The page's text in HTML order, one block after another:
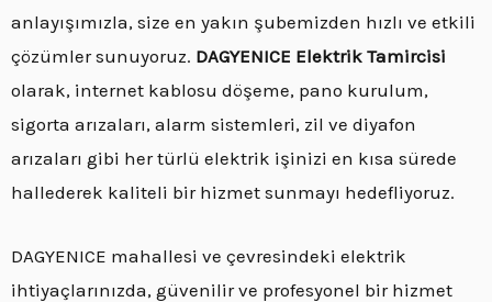
anlayışımızla, size en yakın şubemizden hızlı ve etkili
çözümler sunuyoruz. DAGYENICE Elektrik Tamircisi
olarak, internet kablosu döşeme, pano kurulum,
sigorta arızaları, alarm sistemleri, zil ve diyafon
arızaları gibi her türlü elektrik işinizi en kısa sürede
hallederek kaliteli bir hizmet sunmayı hedefliyoruz.
DAGYENICE mahallesi ve çevresindeki elektrik
ihtiyaçlarınızda, güvenilir ve profesyonel bir hizmet